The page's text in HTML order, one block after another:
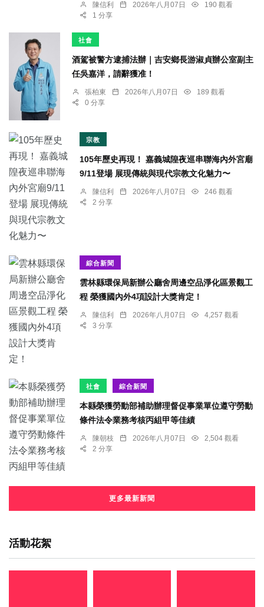
陳信利 2026年八月07日
190 觀看
1 分享
社會
酒駕被警方逮捕法辦｜吉安鄉長游淑貞辦公室副主
任吳嘉洋，請辭獲准！
張柏東 2026年八月07日
189 觀看
0 分享
宗教
105年歷史再現！ 嘉義城隍夜巡串聯海內外宮廟
9/11登場 展現傳統與現代宗教文化魅力〜
陳信利 2026年八月07日
246 觀看
2 分享
綜合新聞
雲林縣環保局新辦公廳舍周邊空品淨化區景觀工
程 榮獲國內外4項設計大獎肯定！
陳信利 2026年八月07日
4,257 觀看
3 分享
社會 綜合新聞
本縣榮獲勞動部補助辦理督促事業單位遵守勞動
條件法令業務考核丙組甲等佳績
陳朝枝 2026年八月07日
2,504 觀看
2 分享
更多最新新聞
活動花絮